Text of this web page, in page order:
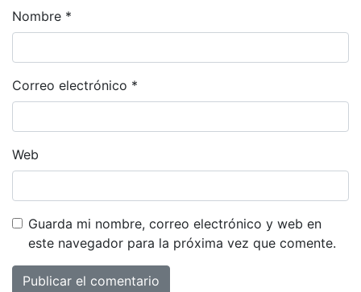
Nombre *
Correo electrónico *
Web
Guarda mi nombre, correo electrónico y web en
este navegador para la próxima vez que comente.